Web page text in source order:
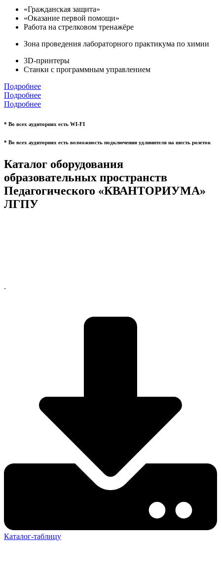
«Гражданская защита»
«Оказание первой помощи»
Работа на стрелковом тренажёре
Зона проведения лабораторного практикума по химии
3D-принтеры
Станки с программным управлением
Подробнее
Подробнее
Подробнее
* Во всех аудиториях есть WI-FI
* Во всех аудиториях есть возможность подключения удлинителя на шесть розеток
Каталог оборудования
образовательных пространств
Педагогического «КВАНТОРИУМА»
ЛГПУ
.
Каталог-таблицу